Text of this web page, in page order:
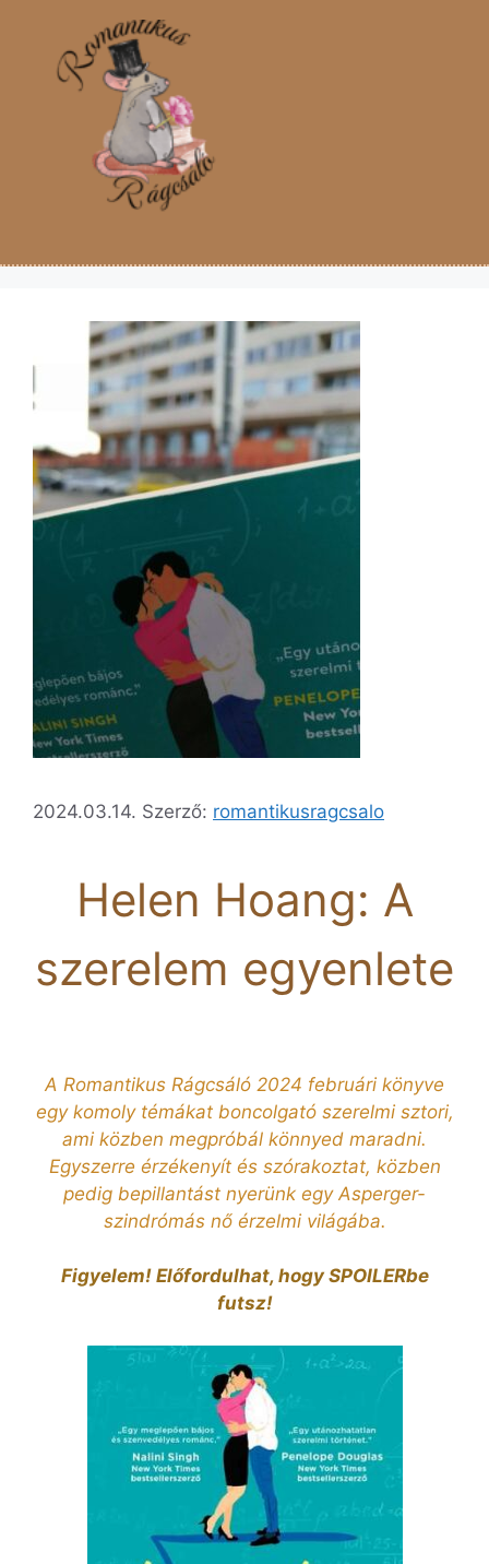
2024.03.14. Szerző: romantikusragcsalo
Helen Hoang: A
szerelem egyenlete
A Romantikus Rágcsáló 2024 februári könyve
egy komoly témákat boncolgató szerelmi sztori,
ami közben megpróbál könnyed maradni.
Egyszerre érzékenyít és szórakoztat, közben
pedig bepillantást nyerünk egy Asperger-
szindrómás nő érzelmi világába.
Figyelem! Előfordulhat, hogy SPOILERbe
futsz!